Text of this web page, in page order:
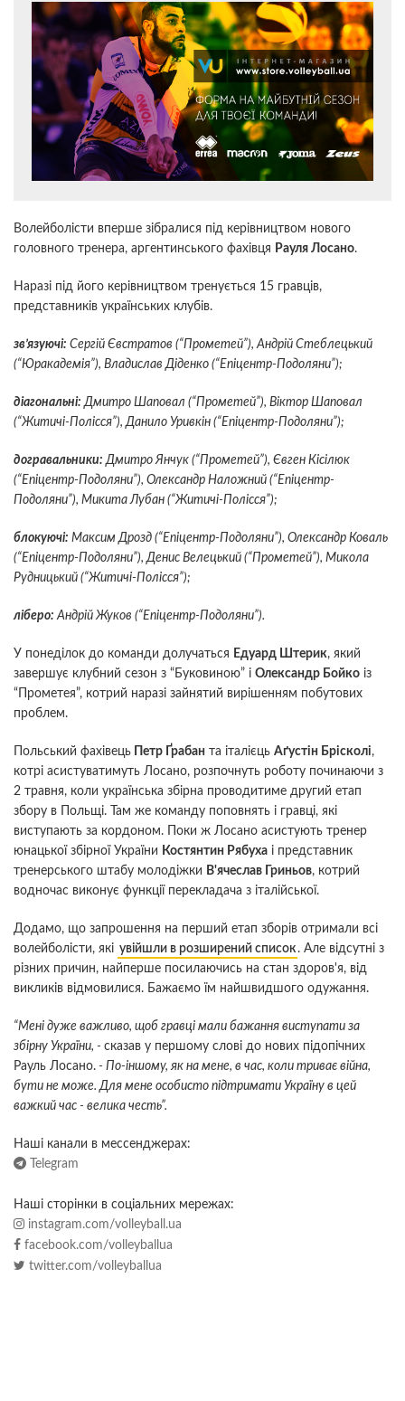
Волейболісти вперше зібралися під керівництвом нового
головного тренера, аргентинського фахівця Рауля Лосано.
Наразі під його керівництвом тренується 15 гравців,
представників українських клубів.
зв’язуючі: Сергій Євстратов (“Прометей”), Андрій Стеблецький
(“Юракадемія”), Владислав Діденко (“Епіцентр-Подоляни”);
діагональні: Дмитро Шаповал (“Прометей”), Віктор Шаповал
(“Житичі-Полісся”), Данило Уривкін (“Епіцентр-Подоляни”);
догравальники: Дмитро Янчук (“Прометей”), Євген Кісілюк
(“Епіцентр-Подоляни”), Олександр Наложний (“Епіцентр-
Подоляни”), Микита Лубан (“Житичі-Полісся”);
блокуючі: Максим Дрозд (“Епіцентр-Подоляни”), Олександр Коваль
(“Епіцентр-Подоляни”), Денис Велецький (“Прометей”), Микола
Рудницький (“Житичі-Полісся”);
ліберо: Андрій Жуков (“Епіцентр-Подоляни”).
У понеділок до команди долучаться Едуард Штерик, який
завершує клубний сезон з “Буковиною” і Олександр Бойко із
“Прометея”, котрий наразі зайнятий вирішенням побутових
проблем.
Польський фахівець Петр Ґрабан та італієць Аґустін Брісколі,
котрі асистуватимуть Лосано, розпочнуть роботу починаючи з
2 травня, коли українська збірна проводитиме другий етап
збору в Польщі. Там же команду поповнять і гравці, які
виступають за кордоном. Поки ж Лосано асистують тренер
юнацької збірної України Костянтин Рябуха і представник
тренерського штабу молодіжки В'ячеслав Гриньов, котрий
водночас виконує функції перекладача з італійської.
Додамо, що запрошення на перший етап зборів отримали всі
волейболісти, які увійшли в розширений список . Але відсутні з
різних причин, найперше посилаючись на стан здоров'я, від
викликів відмовилися. Бажаємо їм найшвидшого одужання.
“Мені дуже важливо, щоб гравці мали бажання виступати за
збірну України, - сказав у першому слові до нових підопічних
Рауль Лосано. - По-іншому, як на мене, в час, коли триває війна,
бути не може. Для мене особисто підтримати Україну в цей
важкий час - велика честь”.
Наші канали в мессенджерах:
Telegram
Наші сторінки в соціальних мережах:
instagram.com/volleyball.ua
facebook.com/volleyballua
twitter.com/volleyballua